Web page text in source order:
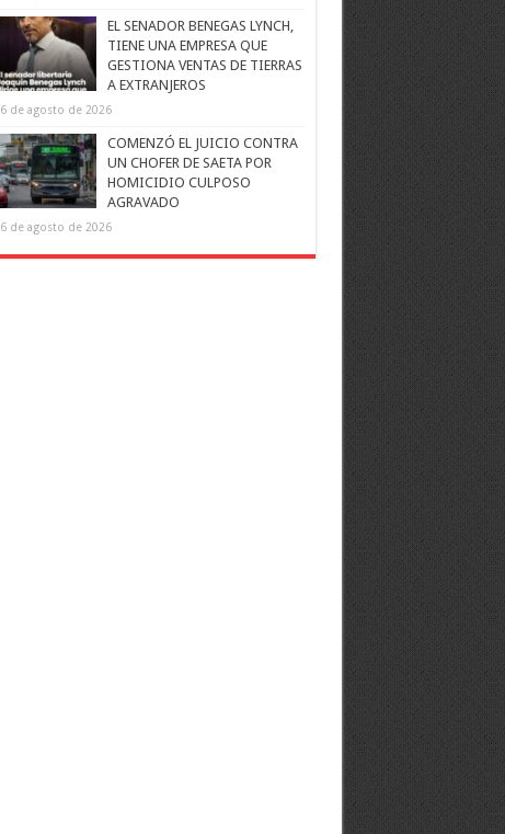
EL SENADOR BENEGAS LYNCH,
TIENE UNA EMPRESA QUE
GESTIONA VENTAS DE TIERRAS
A EXTRANJEROS
6 de agosto de 2026
COMENZÓ EL JUICIO CONTRA
UN CHOFER DE SAETA POR
HOMICIDIO CULPOSO
AGRAVADO
6 de agosto de 2026